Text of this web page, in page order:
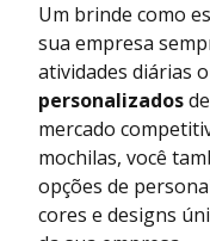
Um brinde como
sua empresa
atividades diárias
personalizados
mercado
mochilas, você
opções de
cores e designs